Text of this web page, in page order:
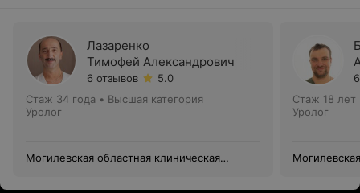
Лазаренко
Тимофей Александрович
6 отзывов
5.0
Стаж 34 года • Высшая категория
Уролог
Могилевская областная клиническая
Стаж 18 лет
Уролог